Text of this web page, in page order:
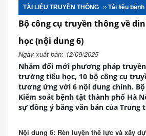
TÀI LIỆU TRUYỀN THÔNG Tài liệu
Bộ công cụ truyền thông về
học (nội dung 6)
Ngày xuất bản: 12/09/2025
Nhằm đổi mới phương pháp
trường tiểu học, 10 bộ công cụ
tương ứng với 6 nội dung chính.
Kiểm soát bệnh tật thành phố Hà
sự đồng ý bằng văn bản của Trung
Nội dung 6: Rèn luyện thể lực và xây